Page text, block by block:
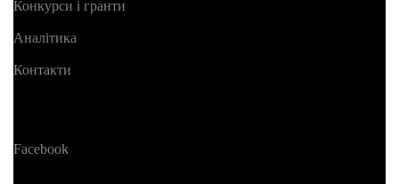
Конкурси і гранти
Аналітика
Контакти
Facebook